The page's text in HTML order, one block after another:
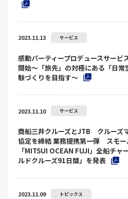
2023.11.13 サービス
感動パーティープロデュースサー
開始～「旅先」の対極にある「日
験づくりを目指す～
2023.11.10 サービス
商船三井クルーズとJTB クルーズ
協定を締結 業務提携第一弾 スモー
「MITSUI OCEAN FUJI」全船チ
ルドクルーズ91日間」を発表
2023.11.09 トピックス